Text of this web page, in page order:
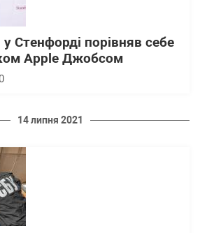
Стенфорді порівняв себе
Apple Джобсом
14 липня 2021